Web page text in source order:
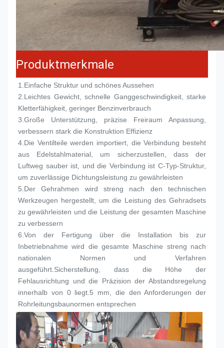
Produktmerkmale
1. Einfache Struktur und schönes Aussehen
2. Leichtes Gewicht, schnelle Ganggeschwindigkeit, starke
Kletterfähigkeit, geringer Benzinverbrauch
3. Große Unterstützung, präzise Freiraum Anpassung,
verbessern stark die Konstruktion Effizienz
4. Die Ventilteile werden importiert, die Verbindung besteht
aus Edelstahlmaterial, um sicherzustellen, dass der
Luftweg sauber ist, und die Verbindung ist C-Typ-Struktur,
um zuverlässige Dichtungsleistung zu gewährleisten
5. Der Gehrahmen wird streng nach den technischen
Werkzeugen hergestellt, um die Leistung des Gehradsets
zu gewährleisten und die Leistung der gesamten Maschine
zu verbessern
6. Von der Fertigung über die Installation bis zur
Inbetriebnahme wird die gesamte Maschine streng nach
nationalen Normen und Verfahren
ausgeführt.Sicherstellung, dass die Höhe der
Fehlausrichtung und die Präzision der Abstandsregelung
innerhalb von 0 liegt.5 mm, die den Anforderungen der
Rohrleitungsbaunormen entsprechen